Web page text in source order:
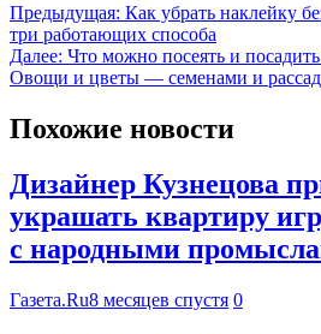
Предыдущая: Как убрать наклейку
три работающих способа
Далее: Что можно посеять и
Овощи и цветы — семенами и
Похожие новости
Дизайнер Кузнецова
украшать квартиру
с народными
Газета.Ru8 месяцев спустя 0